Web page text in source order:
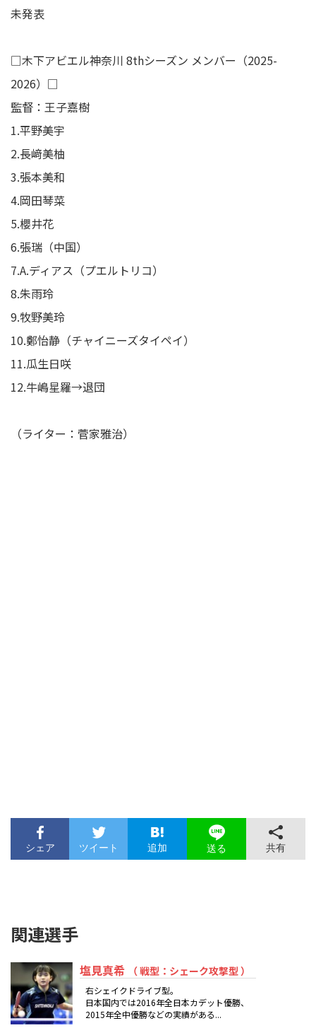
未発表
□木下アビエル神奈川 8thシーズン メンバー（2025-
2026）□
監督：王子嘉樹
1.平野美宇
2.長﨑美柚
3.張本美和
4.岡田琴菜
5.櫻井花
6.張瑞（中国）
7.A.ディアス（プエルトリコ）
8.朱雨玲
9.牧野美玲
10.鄭怡静（チャイニーズタイペイ）
11.瓜生日咲
12.牛嶋星羅→退団
（ライター：菅家雅治）
シェア ツイート 追加 送る 共有
関連選手
塩見真希 （ 戦型：シェーク攻撃型 ）
右シェイクドライブ型。
日本国内では2016年全日本カデット優勝、
2015年全中優勝などの実績がある...